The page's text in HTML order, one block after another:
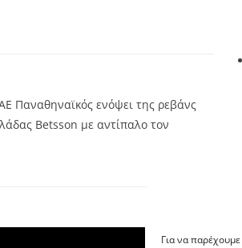
Για να
Παναθηναϊκός ενόψει της ρεβάνς
Betsson με αντίπαλο τον